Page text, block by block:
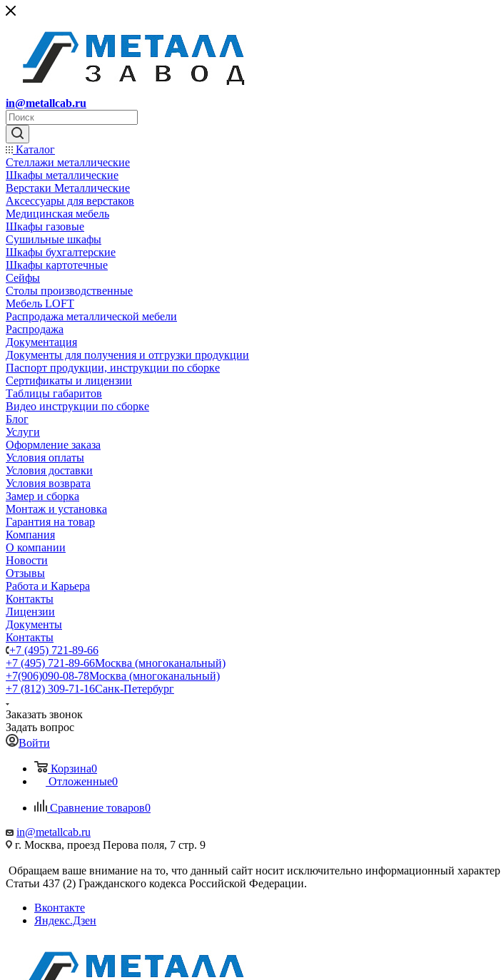
in@metallcab.ru
Каталог
Стеллажи металлические
Шкафы металлические
Верстаки Металлические
Аксессуары для верстаков
Медицинская мебель
Шкафы газовые
Сушильные шкафы
Шкафы бухгалтерские
Шкафы картотечные
Сейфы
Столы производственные
Мебель LOFT
Распродажа металлической мебели
Распродажа
Документация
Документы для получения и отгрузки продукции
Паспорт продукции, инструкции по сборке
Сертификаты и лицензии
Таблицы габаритов
Видео инструкции по сборке
Блог
Услуги
Оформление заказа
Условия оплаты
Условия доставки
Условия возврата
Замер и сборка
Монтаж и установка
Гарантия на товар
Компания
О компании
Новости
Отзывы
Работа и Карьера
Контакты
Лицензии
Документы
Контакты
+7 (495) 721-89-66
+7 (495) 721-89-66Москва (многоканальный)
+7(906)090-08-78Москва (многоканальный)
+7 (812) 309-71-16Санк-Петербург
Заказать звонок
Задать вопрос
Войти
Корзина0
Отложенные0
Сравнение товаров0
in@metallcab.ru
г. Москва, проезд Перова поля, 7 стр. 9
Обращаем ваше внимание на то, что данный сайт носит исключительно информационный
Статьи 437 (2) Гражданского кодекса Российской Федерации.
Вконтакте
Яндекс.Дзен